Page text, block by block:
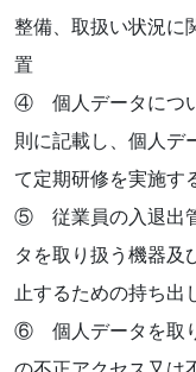
整備、取扱い状況に
置
④ 個人データにつ
則に記載し、個人デ
て定期研修を実施す
⑤ 従業員の入退出
タを取り扱う機器及
止するための持ち出
⑥ 個人データを取